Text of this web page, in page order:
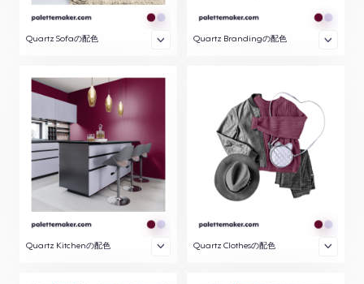
Quartz Sofaの配色 Quartz Brandingの配色
Quartz Kitchenの配色 Quartz Clothesの配色